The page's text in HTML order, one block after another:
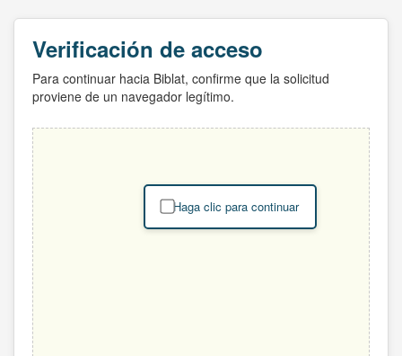
Verificación de acceso
Para continuar hacia Biblat, confirme que la solicitud
proviene de un navegador legítimo.
Haga clic para continuar